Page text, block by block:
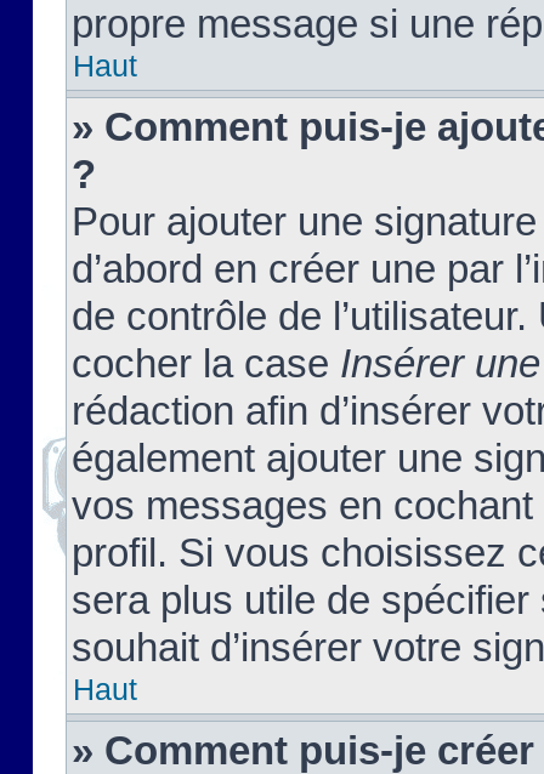
propre message si une
Haut
» Comment puis-je
?
Pour ajouter une
d’abord en créer une par
de contrôle de
cocher la case Insérer
rédaction afin d’insérer
également ajouter une
vos messages en
profil. Si vous choisissez
sera plus utile de
souhait d’insérer votre
Haut
» Comment puis-je